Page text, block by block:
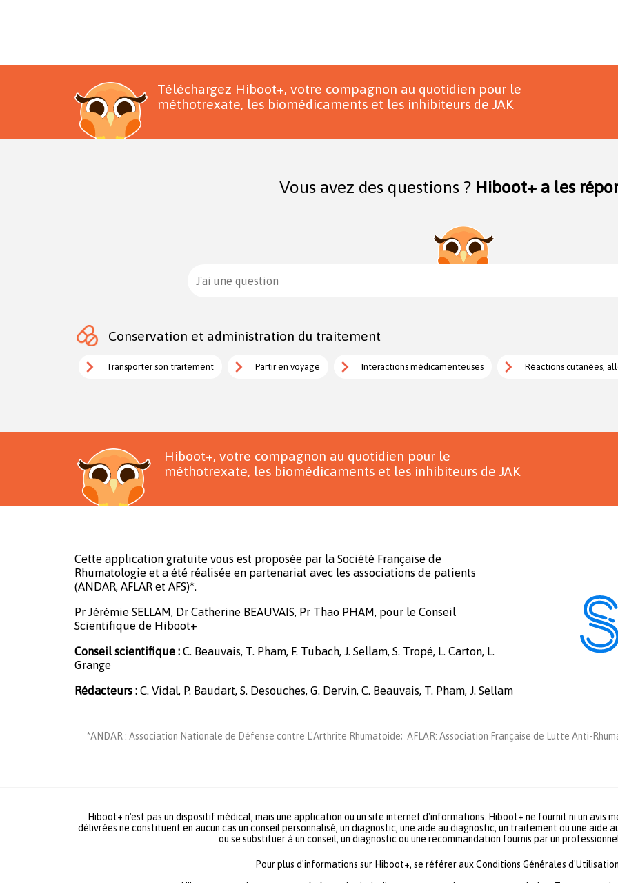
Téléchargez Hiboot+, votre compagnon au quotidien pour le
méthotrexate, les biomédicaments et les inhibiteurs de JAK
Vous avez des questions ? Hiboot+ a les
J'ai une question
Conservation et administration du traitement
Transporter son traitement Partir en voyage Interactions médicamenteuses Réactions cutanées,
Hiboot+, votre compagnon au quotidien pour le
méthotrexate, les biomédicaments et les inhibiteurs de JAK
Cette application gratuite vous est proposée par la Société Française de
Rhumatologie et a été réalisée en partenariat avec les associations de patients
(ANDAR, AFLAR et AFS)*.
Pr Jérémie SELLAM, Dr Catherine BEAUVAIS, Pr Thao PHAM, pour le Conseil
Scientifique de Hiboot+
Conseil scientifique : C. Beauvais, T. Pham, F. Tubach, J. Sellam, S. Tropé, L. Carton, L.
Grange
Rédacteurs : C. Vidal, P. Baudart, S. Desouches, G. Dervin, C. Beauvais, T. Pham, J. Sellam
*ANDAR : Association Nationale de Défense contre L'Arthrite Rhumatoide; AFLAR: Association Française de Lutte Anti-
Hiboot+ n'est pas un dispositif médical, mais une application ou un site internet d'informations. Hiboot+ ne fournit ni un avis
délivrées ne constituent en aucun cas un conseil personnalisé, un diagnostic, une aide au diagnostic, un traitement ou une aide
ou se substituer à un conseil, un diagnostic ou une recommandation fournis par un
Pour plus d'informations sur Hiboot+, se référer aux Conditions Générales